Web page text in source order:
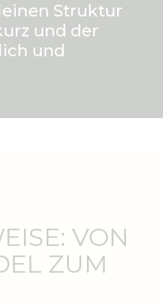
Struktur
und der
und
VON
ZUM